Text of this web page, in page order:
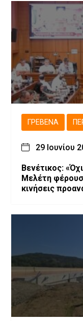
ΓΡΕΒΕΝΆ
29 Ιουνίου
Βενέτικος:
Μελέτη
κινήσεις